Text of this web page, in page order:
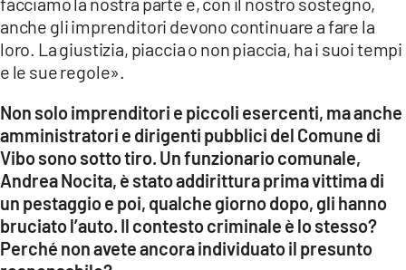
anche gli imprenditori devono continuare a fare la
loro. La giustizia, piaccia o non piaccia, ha i suoi tempi
e le sue regole».
Non solo imprenditori e piccoli esercenti, ma anche
amministratori e dirigenti pubblici del Comune di
Vibo sono sotto tiro. Un funzionario comunale,
Andrea Nocita, è stato addirittura prima vittima di
un pestaggio e poi, qualche giorno dopo, gli hanno
bruciato l’auto. Il contesto criminale è lo stesso?
Perché non avete ancora individuato il presunto